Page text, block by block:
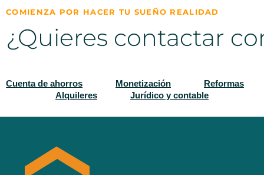
COMIENZA POR HACER TU SUEÑO REALIDAD
¿Quieres contactar
Cuenta de ahorros Monetización
Reformas
Alquileres
Jurídico y contable